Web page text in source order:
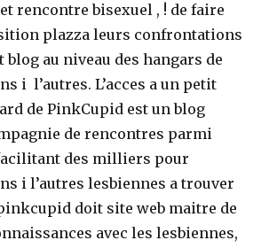
rencontre bisexuel , ! de faire
plazza leurs confrontations
blog au niveau des hangars de
i l’autres. L’acces a un petit
de PinkCupid est un blog
de rencontres parmi
des milliers pour
i l’autres lesbiennes a trouver
doit site web maitre de
avec les lesbiennes,